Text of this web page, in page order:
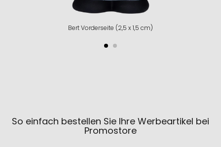
Bert Vorderseite (2,5 x 1,5 cm)
So einfach bestellen Sie Ihre Werbeartikel bei
Promostore